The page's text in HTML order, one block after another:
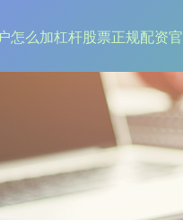
怎么加杠杆股票正规配资